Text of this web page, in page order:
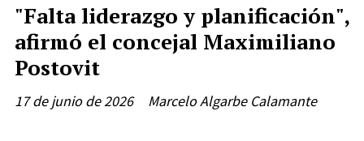
"Falta liderazgo y planificación",
afirmó el concejal Maximiliano
Postovit
Marcelo Algarbe Calamante
17 de junio de 2026